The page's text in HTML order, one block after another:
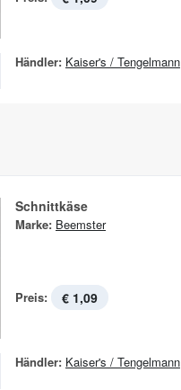
Händler: Kaiser's / Tengelmann
Schnittkäse
Marke: Beemster
Preis: € 1,09
Händler: Kaiser's / Tengelmann